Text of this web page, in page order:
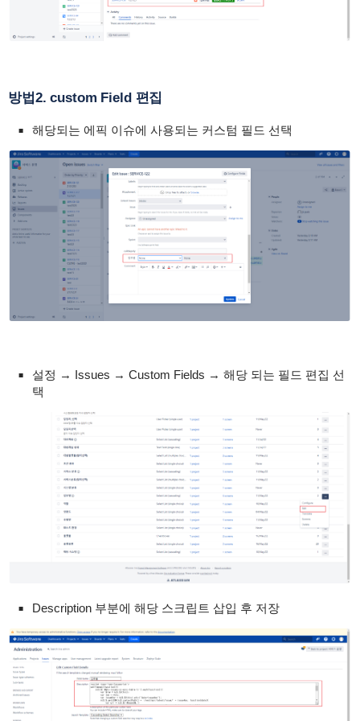
방법2. custom Field 편집
해당되는 에픽 이슈에 사용되는 커스텀 필드 선택
설정 → Issues → Custom Fields → 해당 되는 필드 편집 선
택
Description 부분에 해당 스크립트 삽입 후 저장